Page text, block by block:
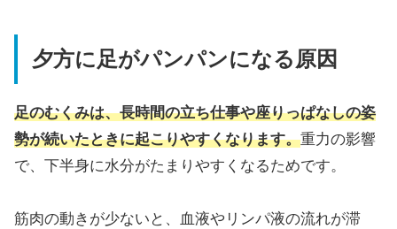
夕方に足がパンパンになる原因
足のむくみは、長時間の立ち仕事や座りっぱなしの姿
勢が続いたときに起こりやすくなります。重力の影響
で、下半身に水分がたまりやすくなるためです。
筋肉の動きが少ないと、血液やリンパ液の流れが滞